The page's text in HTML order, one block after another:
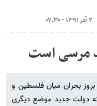
۲ آذر ۱۳۹۱ - ۰۷:۳۰
مرسی است
بحران میان فلسطین و
دولت جدید موضع دیگری